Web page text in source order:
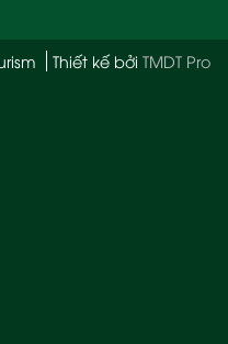
Thiết kế bởi TMDT Pro